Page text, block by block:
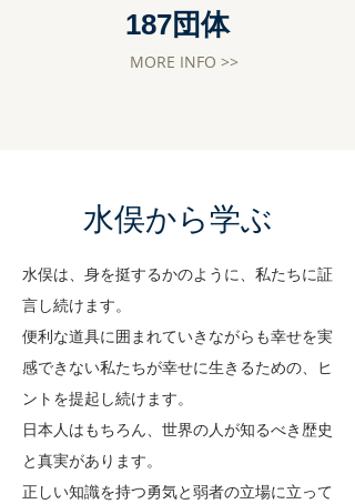
187団体
MORE INFO >>
​水俣から学ぶ
水俣は、身を挺するかのように、私たちに証
言し続けます。
便利な道具に囲まれていきながらも幸せを実
感できない私たちが幸せに生きるための、ヒ
ントを提起し続けます。
日本人はもちろん、世界の人が知るべき歴史
と真実があります。
正しい知識を持つ勇気と弱者の立場に立って